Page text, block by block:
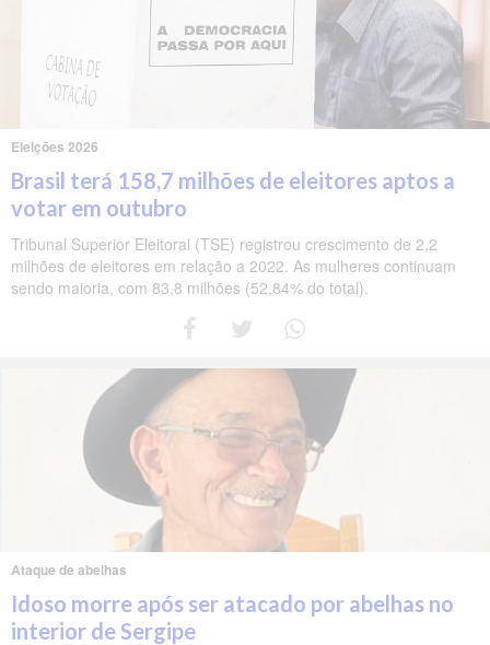
Eleições 2026
Brasil terá 158,7 milhões de eleitores aptos a
votar em outubro
Tribunal Superior Eleitoral (TSE) registrou crescimento de 2,2
milhões de eleitores em relação a 2022. As mulheres continuam
sendo maioria, com 83,8 milhões (52,84% do total).
Ataque de abelhas
Idoso morre após ser atacado por abelhas no
interior de Sergipe